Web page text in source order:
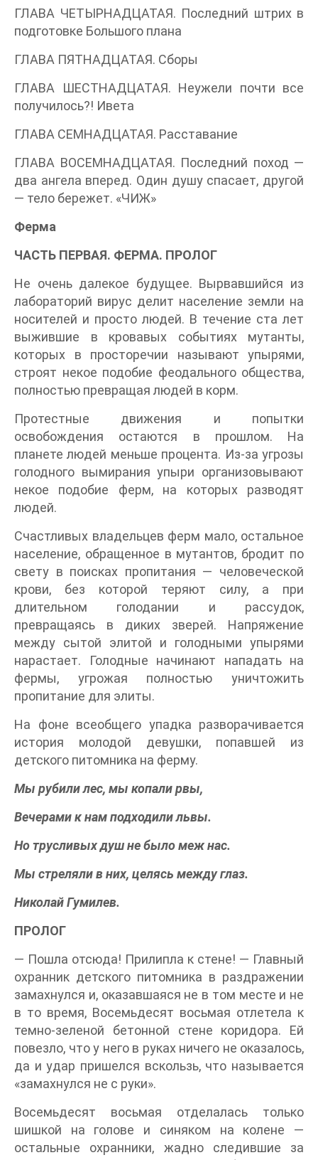
ГЛАВА ЧЕТЫРНАДЦАТАЯ. Последний штрих в
подготовке Большого плана
ГЛАВА ПЯТНАДЦАТАЯ. Сборы
ГЛАВА ШЕСТНАДЦАТАЯ. Неужели почти все
получилось?! Ивета
ГЛАВА СЕМНАДЦАТАЯ. Расставание
ГЛАВА ВОСЕМНАДЦАТАЯ. Последний поход —
два ангела вперед. Один душу спасает, другой
— тело бережет. «ЧИЖ»
Ферма
ЧАСТЬ ПЕРВАЯ. ФЕРМА. ПРОЛОГ
Не очень далекое будущее. Вырвавшийся из
лабораторий вирус делит население земли на
носителей и просто людей. В течение ста лет
выжившие в кровавых событиях мутанты,
которых в просторечии называют упырями,
строят некое подобие феодального общества,
полностью превращая людей в корм.
Протестные движения и попытки
освобождения остаются в прошлом. На
планете людей меньше процента. Из-за угрозы
голодного вымирания упыри организовывают
некое подобие ферм, на которых разводят
людей.
Счастливых владельцев ферм мало, остальное
население, обращенное в мутантов, бродит по
свету в поисках пропитания — человеческой
крови, без которой теряют силу, а при
длительном голодании и рассудок,
превращаясь в диких зверей. Напряжение
между сытой элитой и голодными упырями
нарастает. Голодные начинают нападать на
фермы, угрожая полностью уничтожить
пропитание для элиты.
На фоне всеобщего упадка разворачивается
история молодой девушки, попавшей из
детского питомника на ферму.
Мы рубили лес, мы копали рвы,
Вечерами к нам подходили львы.
Но трусливых душ не было меж нас.
Мы стреляли в них, целясь между глаз.
Николай Гумилев.
ПРОЛОГ
— Пошла отсюда! Прилипла к стене! — Главный
охранник детского питомника в раздражении
замахнулся и, оказавшаяся не в том месте и не
в то время, Восемьдесят восьмая отлетела к
темно-зеленой бетонной стене коридора. Ей
повезло, что у него в руках ничего не оказалось,
да и удар пришелся вскользь, что называется
«замахнулся не с руки».
Восемьдесят восьмая отделалась только
шишкой на голове и синяком на колене —
остальные охранники, жадно следившие за